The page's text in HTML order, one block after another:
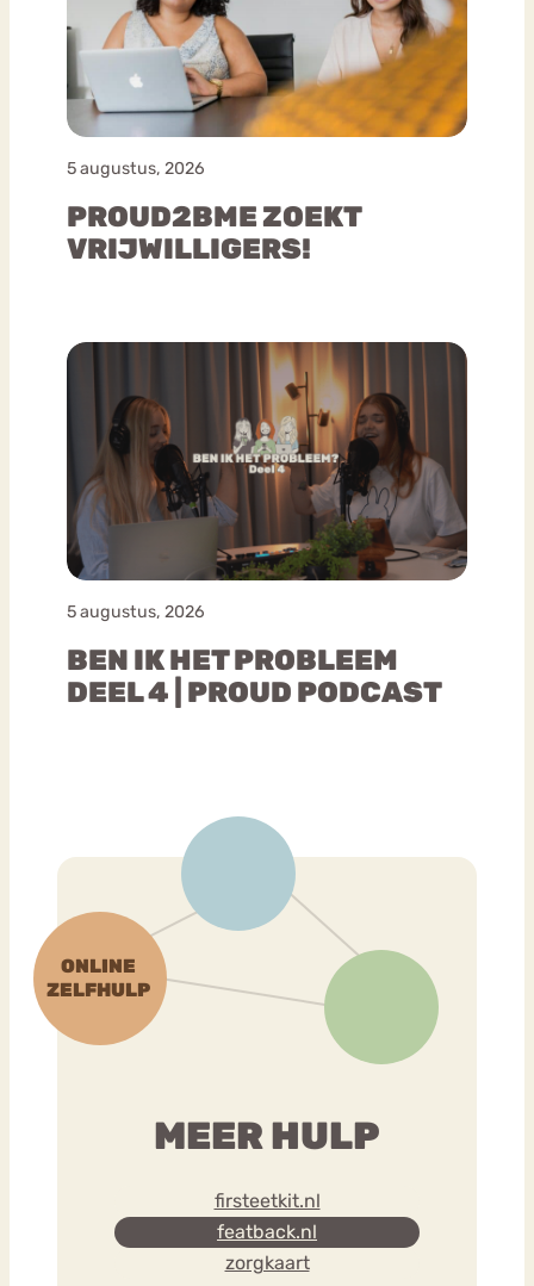
5 augustus, 2026
PROUD2BME ZOEKT
VRIJWILLIGERS!
5 augustus, 2026
BEN IK HET PROBLEEM
DEEL 4 | PROUD PODCAST
MEER HULP
firsteetkit.nl
featback.nl
zorgkaart